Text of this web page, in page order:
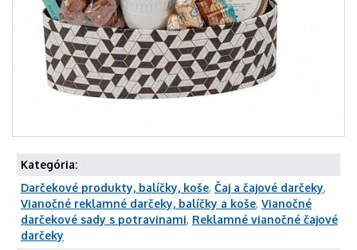
Kategória:
Darčekové produkty, balíčky, koše, Čaj a čajové darčeky,
Vianočné reklamné darčeky, balíčky a koše, Vianočné
darčekové sady s potravinami, Reklamné vianočné čajové
darčeky